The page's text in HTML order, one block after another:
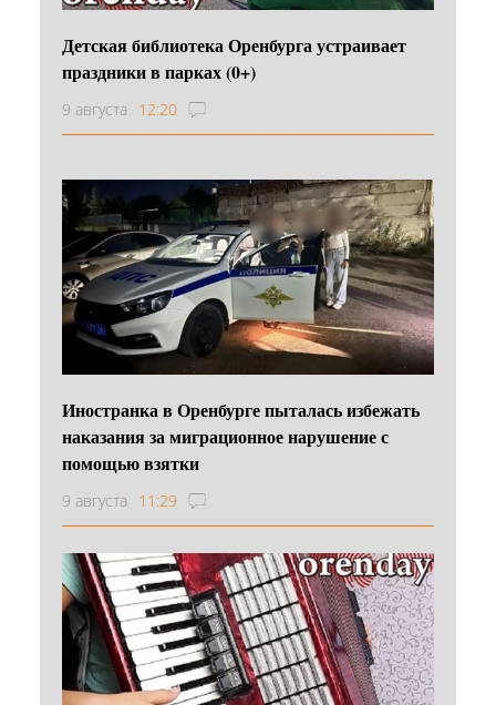
Детская библиотека Оренбурга устраивает
праздники в парках (0+)
9 августа 12:20
Иностранка в Оренбурге пыталась избежать
наказания за миграционное нарушение с
помощью взятки
9 августа 11:29